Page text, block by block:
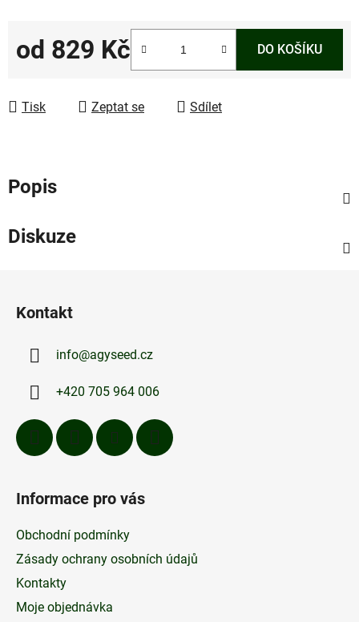
od 829 Kč DO KOŠÍKU
Tisk Zeptat se Sdílet
Popis
Diskuze
Kontakt
info@agyseed.cz
+420 705 964 006
Informace pro vás
Obchodní podmínky
Zásady ochrany osobních údajů
Kontakty
Moje objednávka